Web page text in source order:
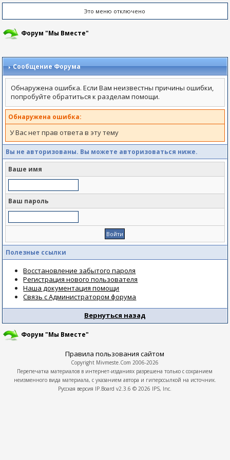
Это меню отключено
Форум "Мы Вместе"
Сообщение Форума
Обнаружена ошибка. Если Вам неизвестны причины ошибки,
попробуйте обратиться к разделам помощи.
Обнаружена ошибка:
У Вас нет прав ответа в эту тему
Вы не авторизованы. Вы можете авторизоваться ниже.
Ваше имя
Ваш пароль
Полезные ссылки
Восстановление забытого пароля
Регистрация нового пользователя
Наша документация помощи
Связь с Администратором форума
Вернуться назад
Форум "Мы Вместе"
Правила пользования сайтом
Copyright Mivmeste.Com 2006-2026
Перепечатка материалов в интернет-изданиях разрешена только с сохранием
неизменного вида материала, с указанием автора и гиперссылкой на источник.
Русская версия IP.Board v2.3.6 © 2026 IPS, Inc.